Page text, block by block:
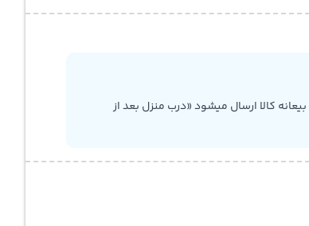
کالا ارسال میشود «درب منزل بعد از